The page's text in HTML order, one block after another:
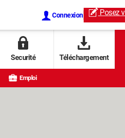
Connexion Posez
Securité Téléchargement
Emploi